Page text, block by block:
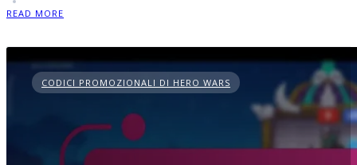
READ MORE
CODICI PROMOZIONALI DI HERO WARS